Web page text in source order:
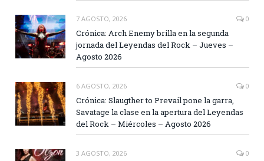
7 AGOSTO, 2026 0
Crónica: Arch Enemy brilla en la segunda
jornada del Leyendas del Rock – Jueves –
Agosto 2026
6 AGOSTO, 2026 0
Crónica: Slaugther to Prevail pone la garra,
Savatage la clase en la apertura del Leyendas
del Rock – Miércoles – Agosto 2026
3 AGOSTO, 2026 0